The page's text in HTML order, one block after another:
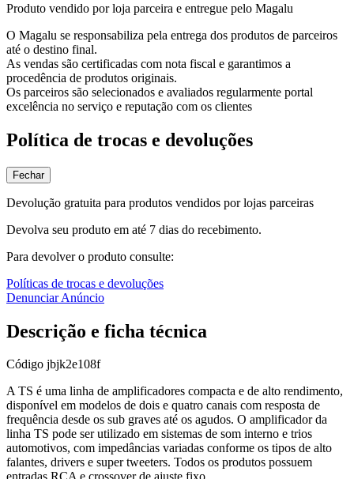
Produto vendido por loja parceira e entregue pelo Magalu
O Magalu se responsabiliza pela entrega dos produtos de parceiros
até o destino final.
As vendas são certificadas com nota fiscal e garantimos a
procedência de produtos originais.
Os parceiros são selecionados e avaliados regularmente portal
excelência no serviço e reputação com os clientes
Política de trocas e devoluções
Fechar
Devolução gratuita para produtos vendidos por lojas parceiras
Devolva seu produto em até 7 dias do recebimento.
Para devolver o produto consulte:
Políticas de trocas e devoluções
Denunciar Anúncio
Descrição e ficha técnica
Código jbjk2e108f
A TS é uma linha de amplificadores compacta e de alto rendimento,
disponível em modelos de dois e quatro canais com resposta de
frequência desde os sub graves até os agudos. O amplificador da
linha TS pode ser utilizado em sistemas de som interno e trios
automotivos, com impedâncias variadas conforme os tipos de alto
falantes, drivers e super tweeters. Todos os produtos possuem